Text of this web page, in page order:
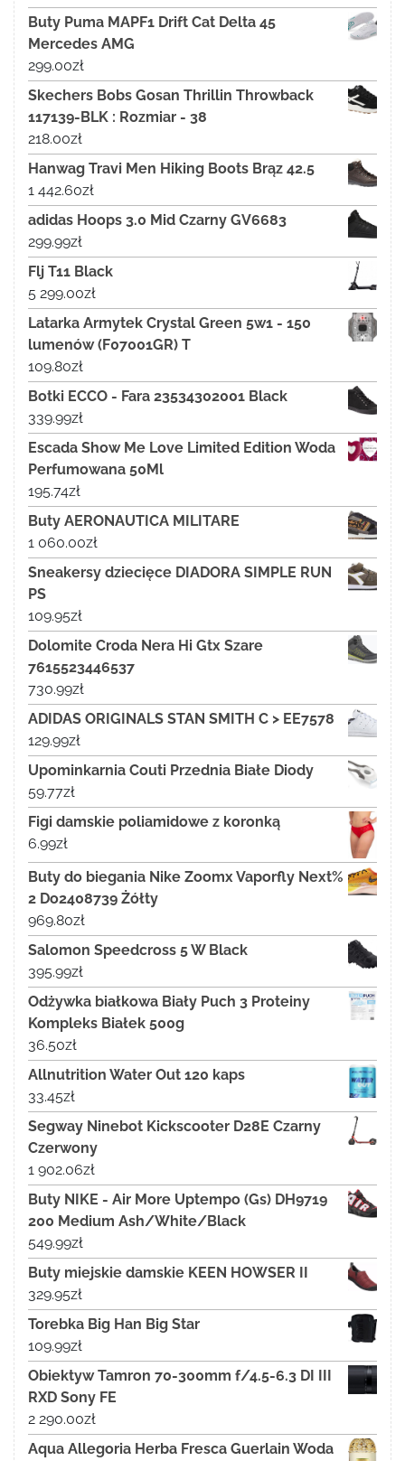
Buty Puma MAPF1 Drift Cat Delta 45
Mercedes AMG
299.00zł
Skechers Bobs Gosan Thrillin Throwback
117139-BLK : Rozmiar - 38
218.00zł
Hanwag Travi Men Hiking Boots Brąz 42.5
1 442.60zł
adidas Hoops 3.0 Mid Czarny GV6683
299.99zł
Flj T11 Black
5 299.00zł
Latarka Armytek Crystal Green 5w1 - 150
lumenów (F07001GR) T
109.80zł
Botki ECCO - Fara 23534302001 Black
339.99zł
Escada Show Me Love Limited Edition Woda
Perfumowana 50Ml
195.74zł
Buty AERONAUTICA MILITARE
1 060.00zł
Sneakersy dziecięce DIADORA SIMPLE RUN
PS
109.95zł
Dolomite Croda Nera Hi Gtx Szare
7615523446537
730.99zł
ADIDAS ORIGINALS STAN SMITH C > EE7578
129.99zł
Upominkarnia Couti Przednia Białe Diody
59.77zł
Figi damskie poliamidowe z koronką
6.99zł
Buty do biegania Nike Zoomx Vaporfly Next%
2 Do2408739 Żółty
969.80zł
Salomon Speedcross 5 W Black
395.99zł
Odżywka białkowa Biały Puch 3 Proteiny
Kompleks Białek 500g
36.50zł
Allnutrition Water Out 120 kaps
33.45zł
Segway Ninebot Kickscooter D28E Czarny
Czerwony
1 902.06zł
Buty NIKE - Air More Uptempo (Gs) DH9719
200 Medium Ash/White/Black
549.99zł
Buty miejskie damskie KEEN HOWSER II
329.95zł
Torebka Big Han Big Star
109.99zł
Obiektyw Tamron 70-300mm f/4.5-6.3 DI III
RXD Sony FE
2 290.00zł
Aqua Allegoria Herba Fresca Guerlain Woda